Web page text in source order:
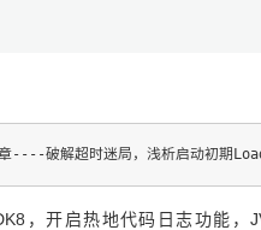
一致性 139
障模型的边界状态切换到原始状态
序列化不一致 154
析启动初期load 飙高问题 172
谈JIT 编译优化的误区 180
，开启热地代码日志功能，